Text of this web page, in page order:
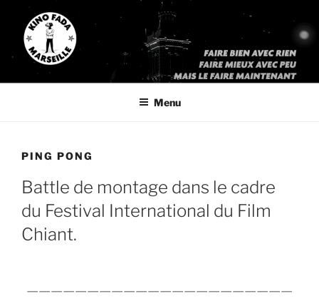
contenu
principal
KINO FADA
« Faites bien avec rien, faites mieux avec peu, mais faites le
Menu
PING PONG
Battle de montage dans le cadre
du Festival International du Film
Chiant.
——————————————————————